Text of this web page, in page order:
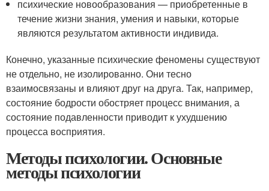
психические новообразования — приобретенные в
течение жизни знания, умения и навыки, которые
являются результатом активности индивида.
Конечно, указанные психические феномены существуют
не отдельно, не изолированно. Они тесно
взаимосвязаны и влияют друг на друга. Так, например,
состояние бодрости обостряет процесс внимания, а
состояние подавленности приводит к ухудшению
процесса восприятия.
Методы психологии. Основные
методы психологии